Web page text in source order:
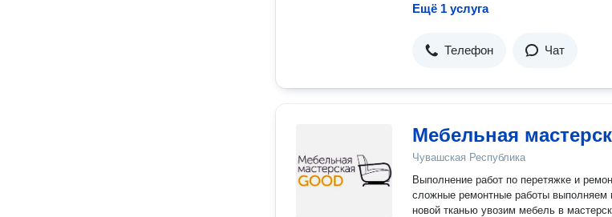
Ещё 1 услуга
Телефон Чат
Мебельная
Чувашская Республика
Выполнение работ по перетяжке и
сложные ремонтные работы выполняем
новой тканью увозим мебель в